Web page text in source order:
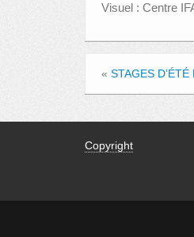
Visuel : Centre
« STAGES
Copyright